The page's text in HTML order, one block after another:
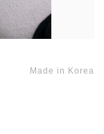
Made in Korea